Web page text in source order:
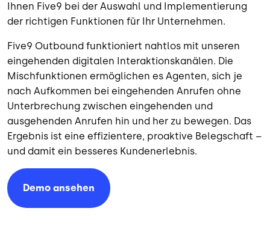
Ihnen Five9 bei der Auswahl und Implementierung
der richtigen Funktionen für Ihr Unternehmen.
Five9 Outbound funktioniert nahtlos mit unseren
eingehenden digitalen Interaktionskanälen. Die
Mischfunktionen ermöglichen es Agenten, sich je
nach Aufkommen bei eingehenden Anrufen ohne
Unterbrechung zwischen eingehenden und
ausgehenden Anrufen hin und her zu bewegen. Das
Ergebnis ist eine effizientere, proaktive Belegschaft –
und damit ein besseres Kundenerlebnis.
Demo ansehen